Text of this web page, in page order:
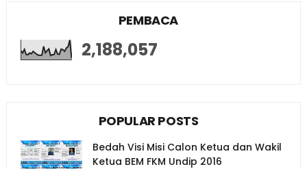
PEMBACA
2,188,057
POPULAR POSTS
Bedah Visi Misi Calon Ketua dan Wakil
Ketua BEM FKM Undip 2016